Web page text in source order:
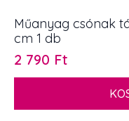
Műanyag csónak
cm 1 db
2 790 Ft